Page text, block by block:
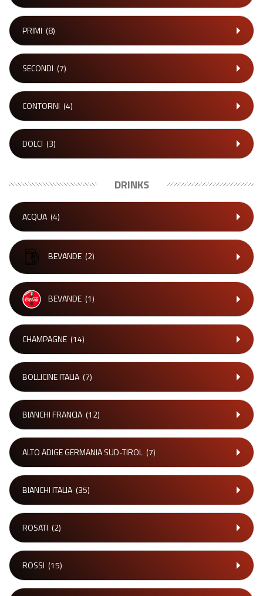
PRIMI (8)
SECONDI (7)
CONTORNI (4)
DOLCI (3)
DRINKS
ACQUA (4)
BEVANDE (2)
BEVANDE (1)
CHAMPAGNE (14)
BOLLICINE ITALIA (7)
BIANCHI FRANCIA (12)
ALTO ADIGE GERMANIA SUD-TIROL(7)
BIANCHI ITALIA (35)
ROSATI (2)
ROSSI (15)